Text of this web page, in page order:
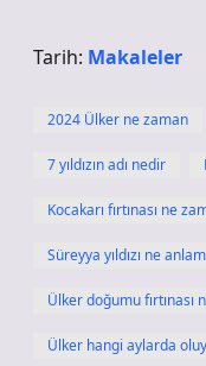
Tarih: Makaleler
2024 Ülker ne zaman
7 yıldızın adı nedir
Kocakarı fırtınası ne
Süreyya yıldızı ne
Ülker doğumu fırtınası
Ülker hangi aylarda